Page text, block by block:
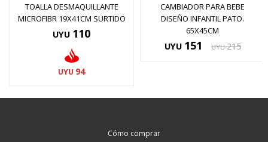
TOALLA DESMAQUILLANTE
MICROFIBR 19X41CM SURTIDO
UYU 110
UYU 94
CAMBIADOR PARA BEBE
DISEÑO INFANTIL PATO.
65X45CM
UYU 151 UYU 215
Cómo comprar